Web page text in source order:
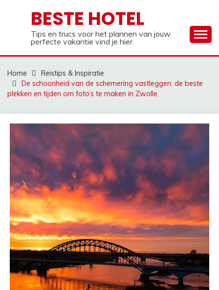
BESTE HOTEL
Tips en trucs voor het plannen van jouw
perfecte vakantie vind je hier.
Home
Reistips & Inspiratie
De schoonheid van de schemering vastleggen: de beste
plekken en tijden om foto’s te maken in Zwolle